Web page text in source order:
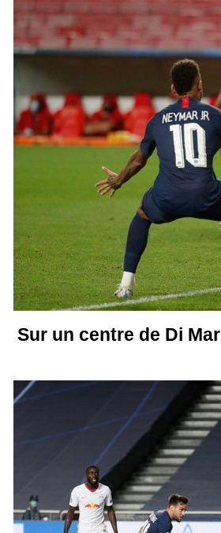
Sur un centre de Di